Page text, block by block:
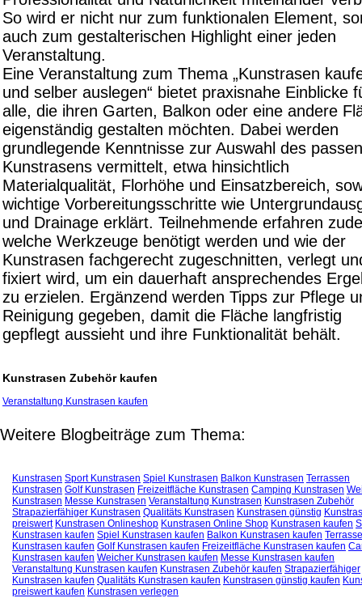
So wird er nicht nur zum funktionalen Element,
auch zum gestalterischen Highlight einer jeden
Veranstaltung.
Eine Veranstaltung zum Thema „Kunstrasen
und selber auslegen“ bietet praxisnahe Einblicke
alle, die ihren Garten, Balkon oder eine andere
eigenständig gestalten möchten. Dabei werden
grundlegende Kenntnisse zur Auswahl des
Kunstrasens vermittelt, etwa hinsichtlich
Materialqualität, Florhöhe und Einsatzbereich,
wichtige Vorbereitungsschritte wie
und Drainage erklärt. Teilnehmende erfahren
welche Werkzeuge benötigt werden und wie der
Kunstrasen fachgerecht zugeschnitten, verlegt
fixiert wird, um ein dauerhaft ansprechendes
zu erzielen. Ergänzend werden Tipps zur Pflege
Reinigung gegeben, damit die Fläche langfristig
gepflegt aussieht und ihre Funktionalität behält.
Kunstrasen Zubehör kaufen
Veranstaltung Kunstrasen kaufen
Weitere Blogbeiträge zum Thema:
Kunstrasen Sport Kunstrasen Spiel Kunstrasen Balkon Kunstrasen Terrassen
Kunstrasen Golf Kunstrasen Freizeitfläche Kunstrasen Camping Kunstrasen
Kunstrasen Messe Kunstrasen Veranstaltung Kunstrasen Kunstrasen Zubehör
Strapazierfähiger Kunstrasen Qualitäts Kunstrasen Kunstrasen günstig
preiswert Kunstrasen Onlineshop Kunstrasen Online Shop Kunstrasen kaufen
Kunstrasen kaufen Spiel Kunstrasen kaufen Balkon Kunstrasen kaufen
Kunstrasen kaufen Golf Kunstrasen kaufen Freizeitfläche Kunstrasen kaufen
Kunstrasen kaufen Weicher Kunstrasen kaufen Messe Kunstrasen kaufen
Veranstaltung Kunstrasen kaufen Kunstrasen Zubehör kaufen Strapazierfähiger
Kunstrasen kaufen Qualitäts Kunstrasen kaufen Kunstrasen günstig kaufen
preiswert kaufen Kunstrasen verlegen